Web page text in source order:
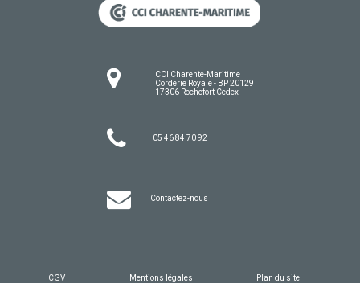
CCI Charente-Maritime
Corderie Royale - BP 20129
17306 Rochefort Cedex
05 46 84 70 92
Contactez-nous
CGV Mentions légales Plan du site